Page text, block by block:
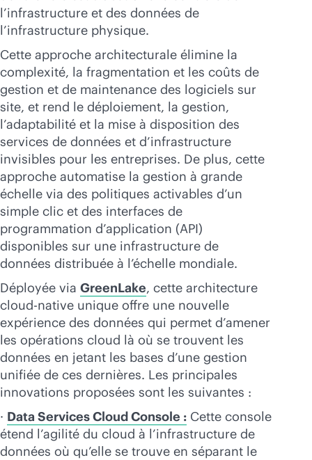
l’infrastructure et des données de
l’infrastructure physique.
Cette approche architecturale élimine la
complexité, la fragmentation et les coûts de
gestion et de maintenance des logiciels sur
site, et rend le déploiement, la gestion,
l’adaptabilité et la mise à disposition des
services de données et d’infrastructure
invisibles pour les entreprises. De plus, cette
approche automatise la gestion à grande
échelle via des politiques activables d’un
simple clic et des interfaces de
programmation d’application (API)
disponibles sur une infrastructure de
données distribuée à l’échelle mondiale.
Déployée via GreenLake, cette architecture
cloud-native unique offre une nouvelle
expérience des données qui permet d’amener
les opérations cloud là où se trouvent les
données en jetant les bases d’une gestion
unifiée de ces dernières. Les principales
innovations proposées sont les suivantes :
· Data Services Cloud Console : Cette console
étend l’agilité du cloud à l’infrastructure de
données où qu’elle se trouve en séparant le